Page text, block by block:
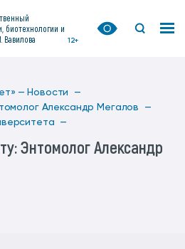
биотехнологии и
12+
— Новости —
Александр Мегалов —
—
Энтомолог Александр